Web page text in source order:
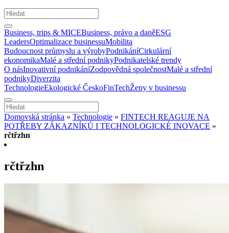
Business, trips & MICEBusiness, právo a daněESG
LeadersOptimalizace businessuMobilita
Budoucnost průmyslu a výrobyPodnikáníCirkulární
ekonomikaMalé a střední podnikyPodnikatelské trendy
O násInovativní podnikáníZodpovědná společnostMalé a střední
podnikyDiverzita
TechnologieEkologické ČeskoFinTechŽeny v businessu
Domovská stránka » Technologie » FINTECH REAGUJE NA
POTŘEBY ZÁKAZNÍKŮ I TECHNOLOGICKÉ INOVACE »
rčtřzhn
rčtřzhn